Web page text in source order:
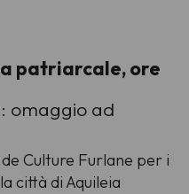
patriarcale, ore
omaggio ad
Culture Furlane per i
città di Aquileia